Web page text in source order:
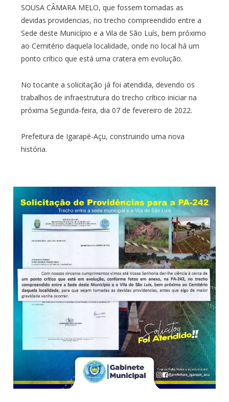
SOUSA CÂMARA MELO, que fossem tomadas as
devidas providencias, no trecho compreendido entre a
Sede deste Município e a Vila de São Luís, bem próximo
ao Cemitério daquela localidade, onde no local há um
ponto crítico que está uma cratera em evolução.
No tocante a solicitação já foi atendida, devendo os
trabalhos de infraestrutura do trecho crítico iniciar na
próxima Segunda-feira, dia 07 de fevereiro de 2022.
Prefeitura de Igarapé-Açu, construindo uma nova
história.